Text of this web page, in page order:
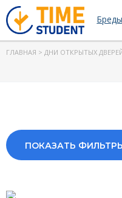
Бреды
ГЛАВНАЯ > ДНИ ОТКРЫТЫХ
ПОКАЗАТЬ